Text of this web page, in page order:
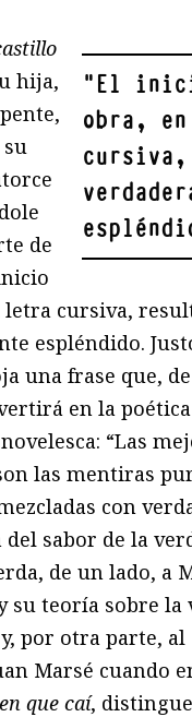
"El
obra,
hija,
de
letra cursiva,
espléndido.
una frase que,
en la
“Las
las mentiras
con
sabor de la
de un lado, a
su teoría sobre la
por otra parte, al
Marsé cuando
que caí,